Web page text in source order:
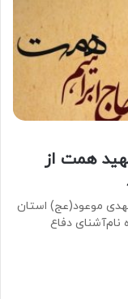
همت از
موعود(عج) استان
نام‌آشنای دفاع